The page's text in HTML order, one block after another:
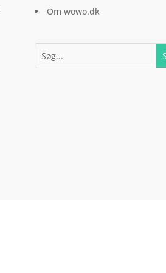
varesiden
Om wowo.dk